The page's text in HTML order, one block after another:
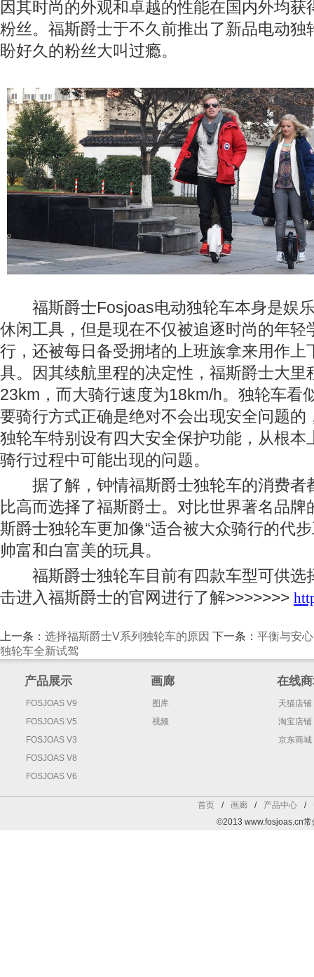
因其时尚的外观和卓越的性能在国内外均获
粉丝。福斯爵士于不久前推出了新品电动独
盼好久的粉丝大叫过瘾。
福斯爵士Fosjoas电动独轮车本身是娱
休闲工具，但是现在不仅被追逐时尚的年轻
行，还被每日备受拥堵的上班族拿来用作上
具。因其续航里程的决定性，福斯爵士大里
23km，而大骑行速度为18km/h。独轮车看
要骑行方式正确是绝对不会出现安全问题的
独轮车特别设有四大安全保护功能，从根本
骑行过程中可能出现的问题。
据了解，钟情福斯爵士独轮车的消费者
比高而选择了福斯爵士。对比世界著名品牌
斯爵士独轮车更加像“适合被大众骑行的代
帅富和白富美的玩具。
福斯爵士独轮车目前有四款车型可供选
击进入福斯爵士的官网进行了解>>>>>>>
上一条： 选择福斯爵士V系列独轮车的原因 下一条： 平衡与安
独轮车全新试驾
产品展示
FOSJOAS V9
FOSJOAS V5
FOSJOAS V3
FOSJOAS V8
FOSJOAS V6
画廊
图库
视频
在线
天猫店铺
淘宝店铺
京东商城
首页 / 画廊 / 产品中心 /
©2013 www.fosjoas.cn